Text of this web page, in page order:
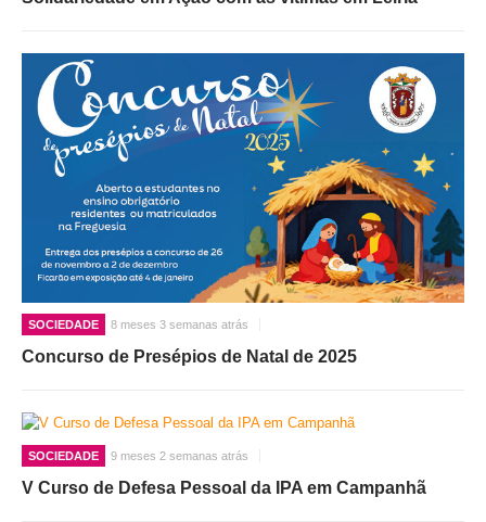
SOCIEDADE 8 meses 3 semanas atrás
Concurso de Presépios de Natal de 2025
SOCIEDADE 9 meses 2 semanas atrás
V Curso de Defesa Pessoal da IPA em Campanhã